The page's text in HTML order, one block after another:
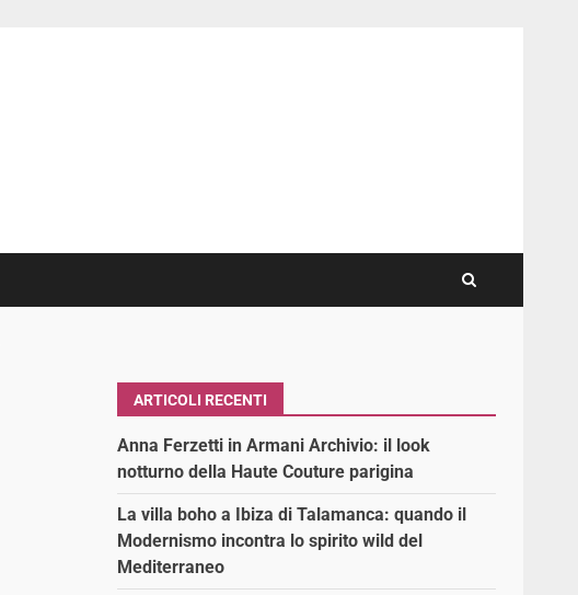
ARTICOLI RECENTI
Anna Ferzetti in Armani Archivio: il look
notturno della Haute Couture parigina
La villa boho a Ibiza di Talamanca: quando il
Modernismo incontra lo spirito wild del
Mediterraneo